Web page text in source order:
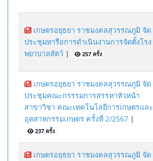
เกษตรอยุธยา ราชมงคลสุวรรณภูมิ จัด
ประชุมหารือการดำเนินงานการจัดตั้งโรง
พยาบาลสัตว์ | 257 ครั้ง
เกษตรอยุธยา ราชมงคลสุวรรณภูมิ จัด
ประชุมคณะกรรรมการสรรหาหัวหน้า
สาขาวิชา คณะเทคโนโลยีการเกษตรและ
อุตสาหกรรมเกษตร ครั้งที่ 2/2567 |
237 ครั้ง
เกษตรอยุธยา ราชมงคลสุวรรณภูมิ จัด